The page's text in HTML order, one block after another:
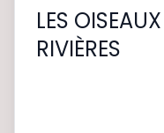
LES
RIVIÈRES